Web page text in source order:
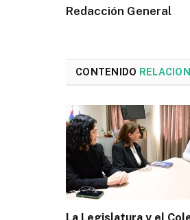
Redacción General
CONTENIDO